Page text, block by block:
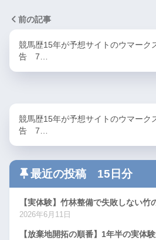
前の記事
競馬歴15年が予想サイトのウマーク
告 7…
競馬歴15年が予想サイトのウマーク
告 7…
最近の投稿 15日分
【実体験】竹林整備で失敗しない
2026年6月11日
【放棄地開拓の順番】1年半の実体